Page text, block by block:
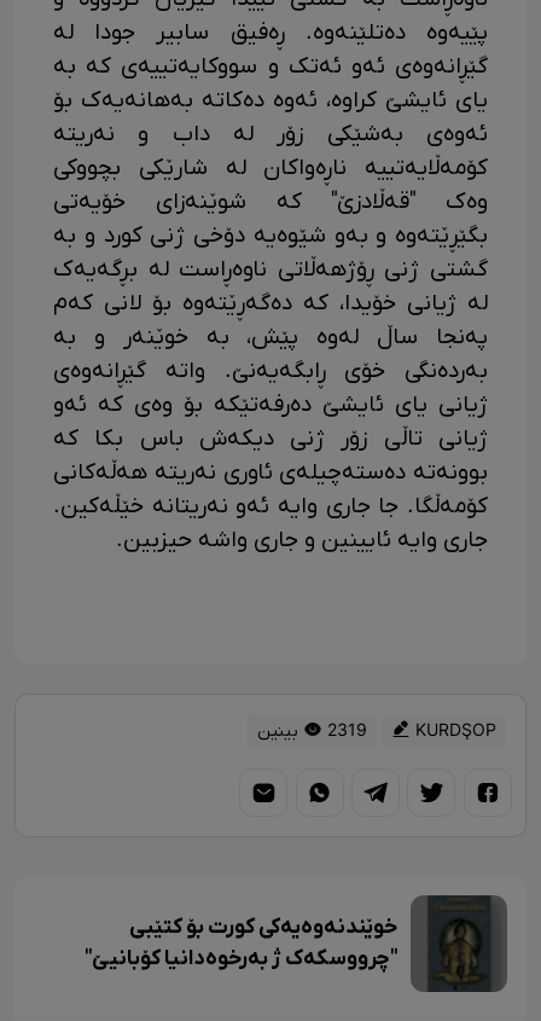
پێیەوە دەتلێنەوە. ڕەفیق سابیر جودا لە
گێڕانەوەی ئەو ئەتک و سووکایەتییەی کە بە
یای ئایشێ کراوە، ئەوە دەکاتە بەهانەیەک بۆ
ئەوەی بەشێکی زۆر لە داب و نەریتە
کۆمەڵایەتییە ناڕەواکان لە شارێکی بچووکی
وەک "قەڵادزێ" کە شوێنەزای خۆیەتی
بگێڕێتەوە و بەو شێوەیە دۆخی ژنی کورد و بە
گشتی ژنی ڕۆژهەڵاتی ناوەڕاست لە بڕگەیەک
لە ژیانی خۆیدا، کە دەگەڕێتەوە بۆ لانی کەم
پەنجا ساڵ لەوە پێش، بە خوێنەر و بە
بەردەنگی خۆی ڕابگەیەنێ. واتە گێڕانەوەی
ژیانی یای ئایشێ دەرفەتێکە بۆ وەی کە ئەو
ژیانی تاڵی زۆر ژنی دیکەش باس بکا کە
بوونەتە دەستەچیلەی ئاوری نەریتە هەڵەکانی
کۆمەڵگا. جا جاری وایە ئەو نەریتانە خێڵەکین.
جاری وایە ئایینین و جاری واشە حیزبین.
KURDŞOP 2319 بینین
خوێندنەوەیەکی کورت بۆ کتێبی
"چرووسکەک ژ بەرخوەدانیا کۆبانیێ"